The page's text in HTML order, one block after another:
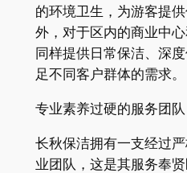
的环境卫生，为游客提
外，对于区内的商业中
同样提供日常保洁、深
足不同客户群体的需求。​
专业素养过硬的服务团队​
长秋保洁拥有一支经过
业团队，这是其服务奉